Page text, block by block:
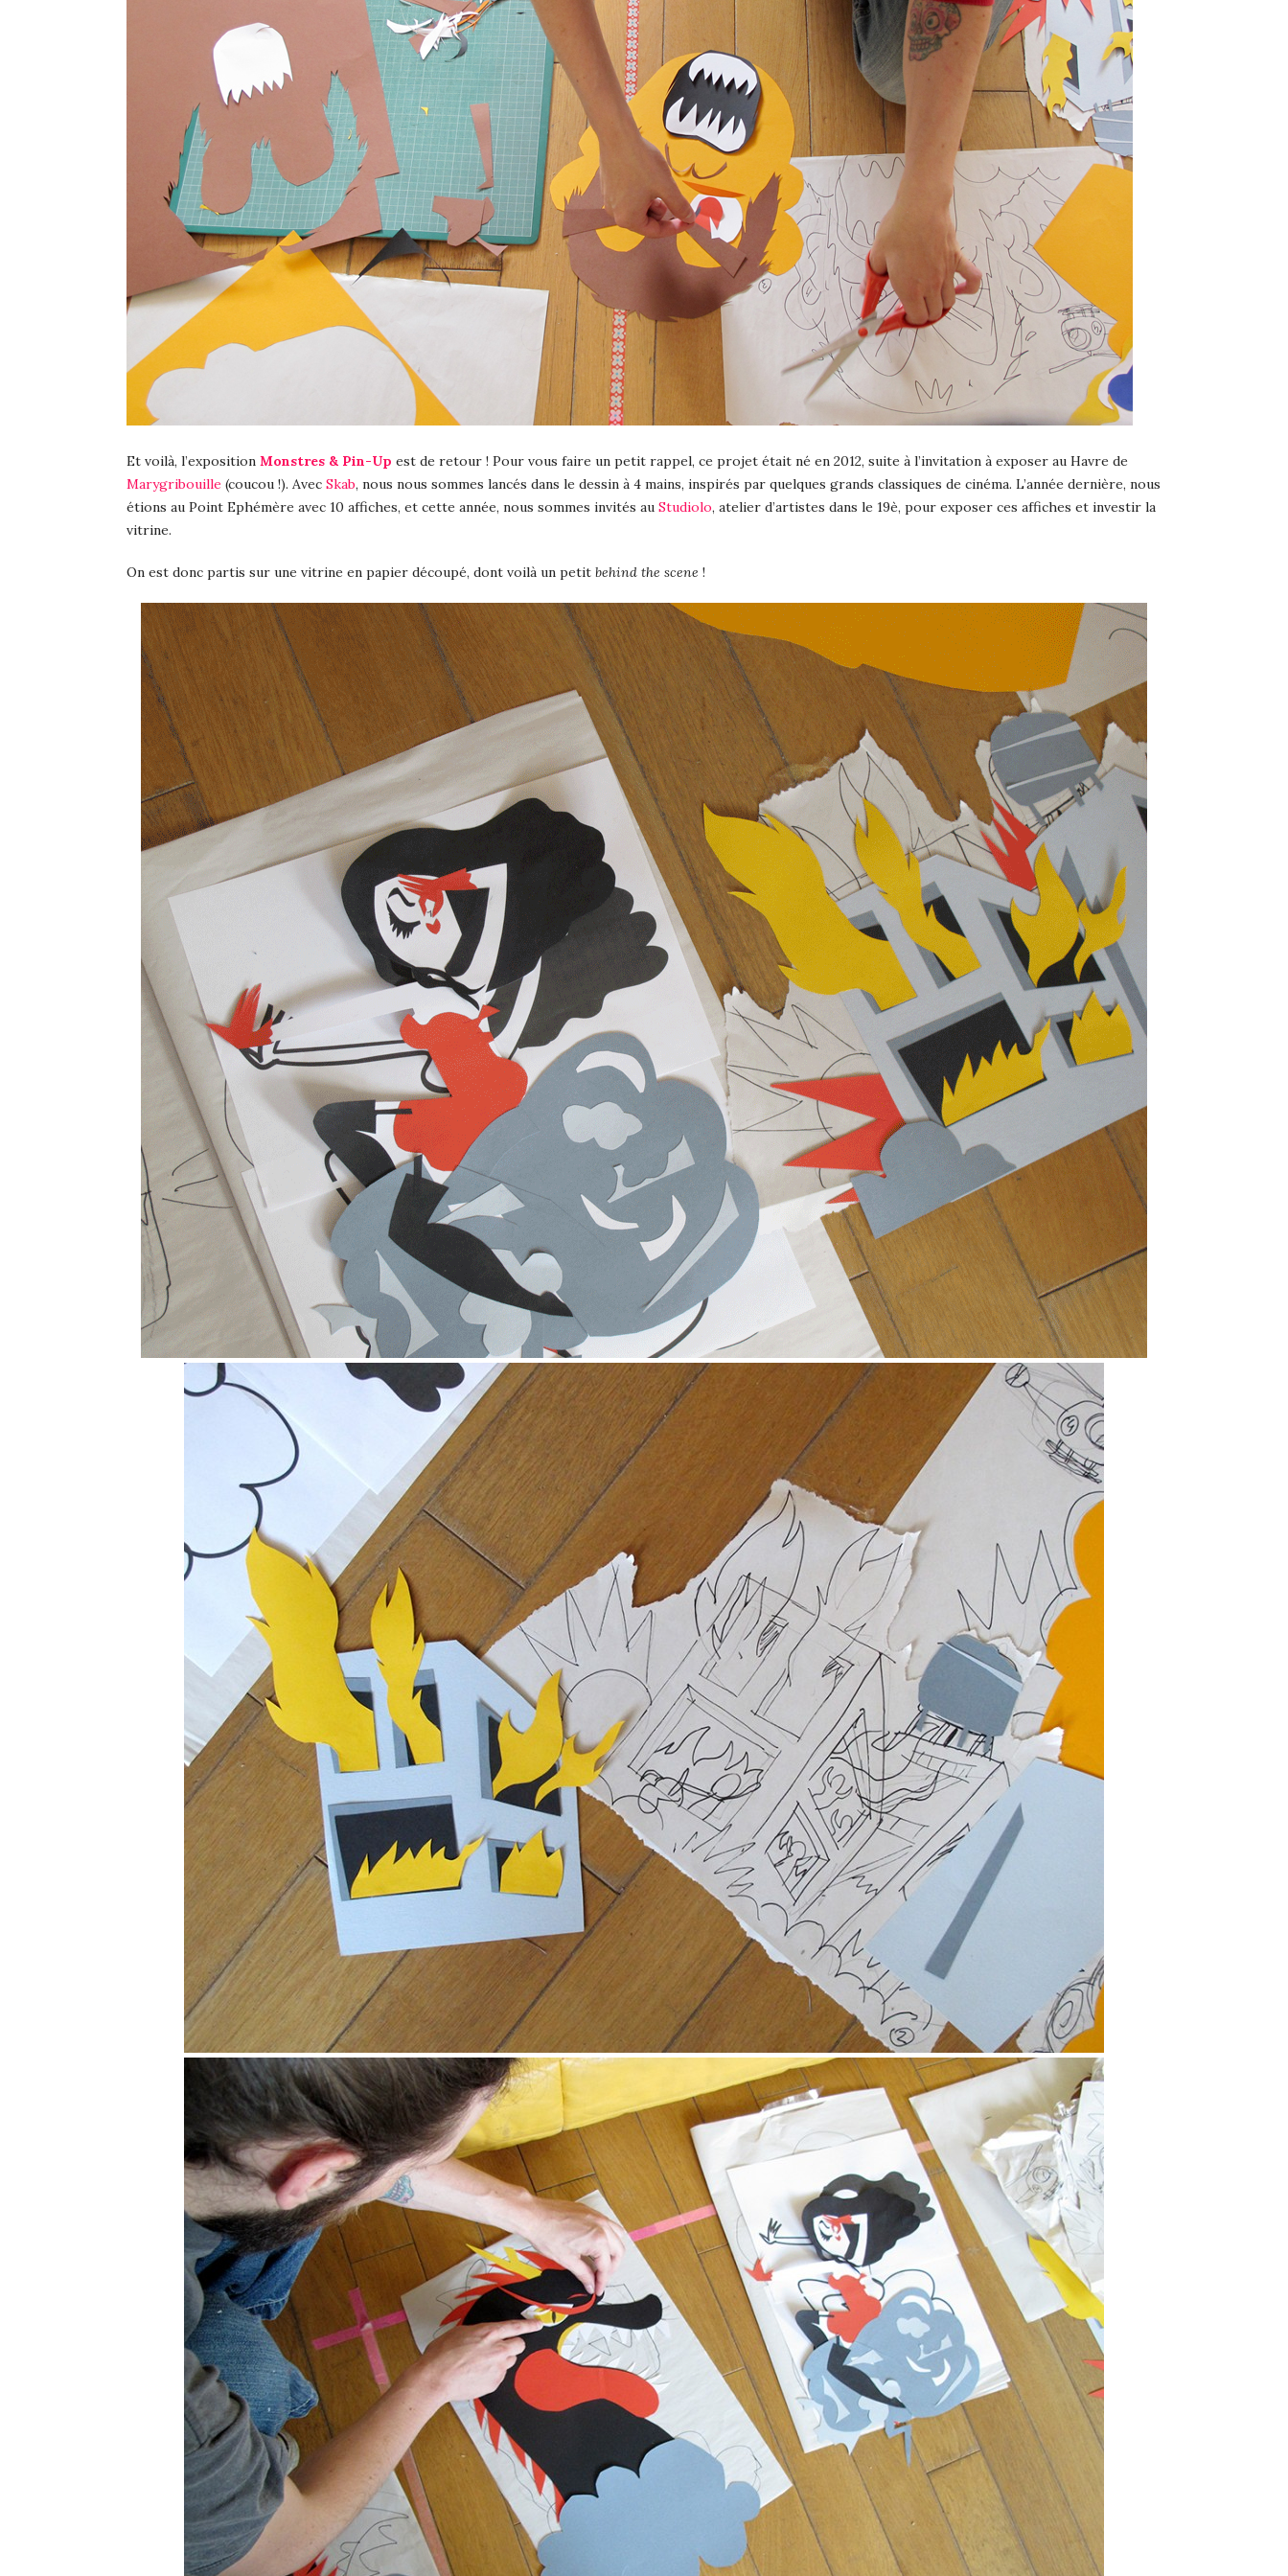
Et voilà, l’exposition Monstres & Pin-Up est de retour ! Pour vous faire un petit rappel, ce projet était né en 2012, suite à l’invitation à exposer au Havre de
Marygribouille (coucou !). Avec Skab, nous nous sommes lancés dans le dessin à 4 mains, inspirés par quelques grands classiques de cinéma. L’année dernière, nous
étions au Point Ephémère avec 10 affiches, et cette année, nous sommes invités au Studiolo, atelier d’artistes dans le 19è, pour exposer ces affiches et investir la
vitrine.
On est donc partis sur une vitrine en papier découpé, dont voilà un petit behind the scene !